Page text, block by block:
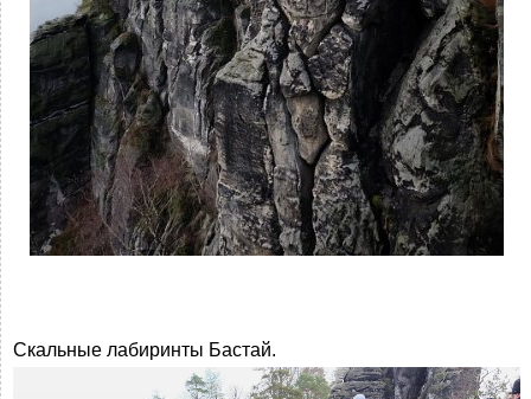
Скальные лабиринты Бастай.